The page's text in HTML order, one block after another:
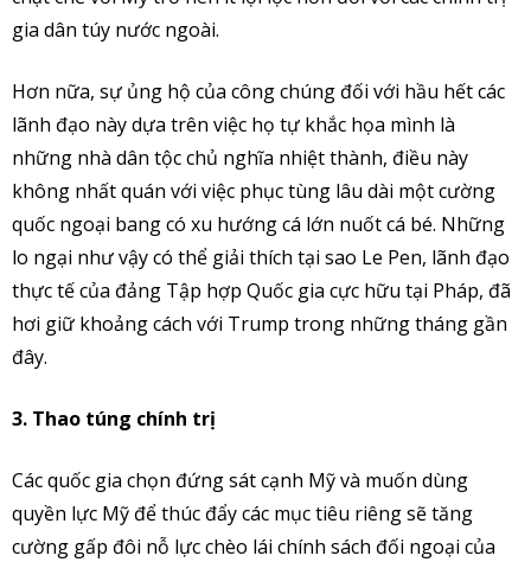
gia dân túy nước ngoài.
Hơn nữa, sự ủng hộ của công chúng đối với hầu hết các
lãnh đạo này dựa trên việc họ tự khắc họa mình là
những nhà dân tộc chủ nghĩa nhiệt thành, điều này
không nhất quán với việc phục tùng lâu dài một cường
quốc ngoại bang có xu hướng cá lớn nuốt cá bé. Những
lo ngại như vậy có thể giải thích tại sao Le Pen, lãnh đạo
thực tế của đảng Tập hợp Quốc gia cực hữu tại Pháp, đã
hơi giữ khoảng cách với Trump trong những tháng gần
đây.
3. Thao túng chính trị
Các quốc gia chọn đứng sát cạnh Mỹ và muốn dùng
quyền lực Mỹ để thúc đẩy các mục tiêu riêng sẽ tăng
cường gấp đôi nỗ lực chèo lái chính sách đối ngoại của